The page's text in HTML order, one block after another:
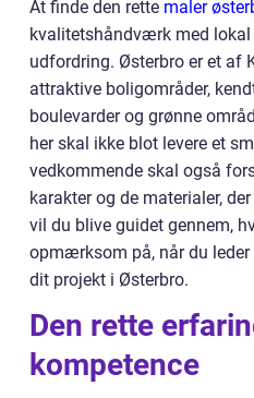
At finde den rette maler
kvalitetshåndværk med
udfordring. Østerbro er et af
attraktive boligområder,
boulevarder og grønne
her skal ikke blot levere et
vedkommende skal også
karakter og de materialer,
vil du blive guidet gennem,
opmærksom på, når du
dit projekt i Østerbro.
Den rette
kompetence